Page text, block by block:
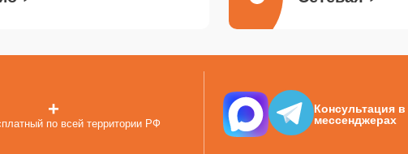
+
по всей территории РФ
Консультация в
мессенджерах